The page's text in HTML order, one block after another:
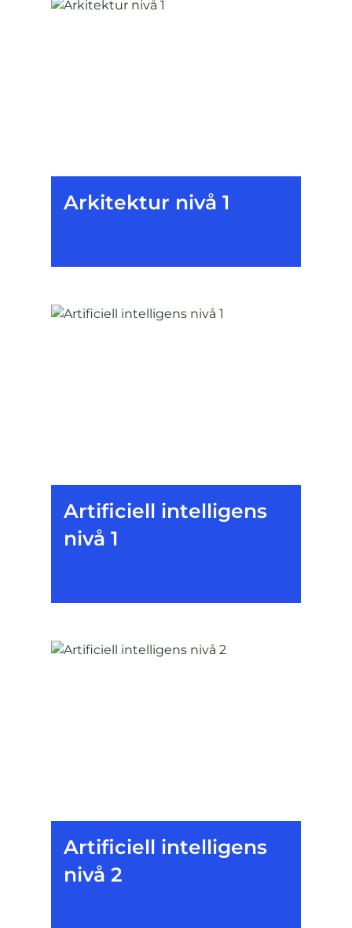
Arkitektur nivå 1
Artificiell intelligens
nivå 1
Artificiell intelligens
nivå 2